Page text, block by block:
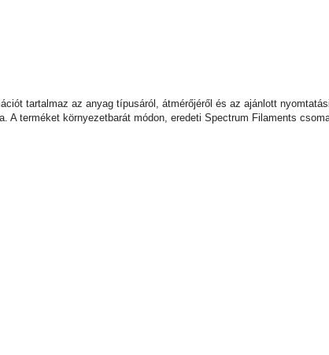
tartalmaz az anyag típusáról, átmérőjéről és az ajánlott
terméket környezetbarát módon, eredeti Spectrum Filaments